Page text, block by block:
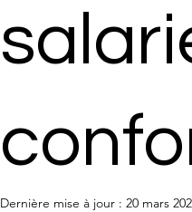
Dernière mise à jour : 20 mars